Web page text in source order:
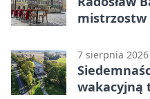
mistrzostw
7 sierpnia 2026
wakacyjną